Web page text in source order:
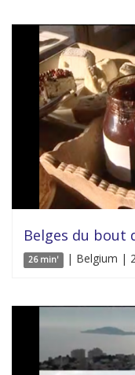
Belges du bout
26 min' | Belgium |